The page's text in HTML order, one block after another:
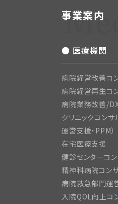
事業案内
● 医療機関
病院経営改善コ
病院経営再生コ
病院業務改善/
クリニックコンサ
運営支援・PPM）
在宅医療支援
健診センターコ
精神科病院コン
病院救急部門運
入院QOL向上コ